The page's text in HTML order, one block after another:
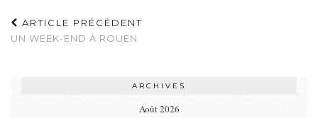
ARTICLE PRÉCÉDENT
UN WEEK-END À ROUEN
ARCHIVES
Août 2026